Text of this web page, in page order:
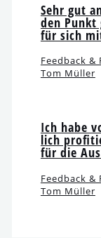
Sehr gut
den
für sich
Feedback &
Tom Müller
Ich habe
lich
für die
Feedback &
Tom Müller